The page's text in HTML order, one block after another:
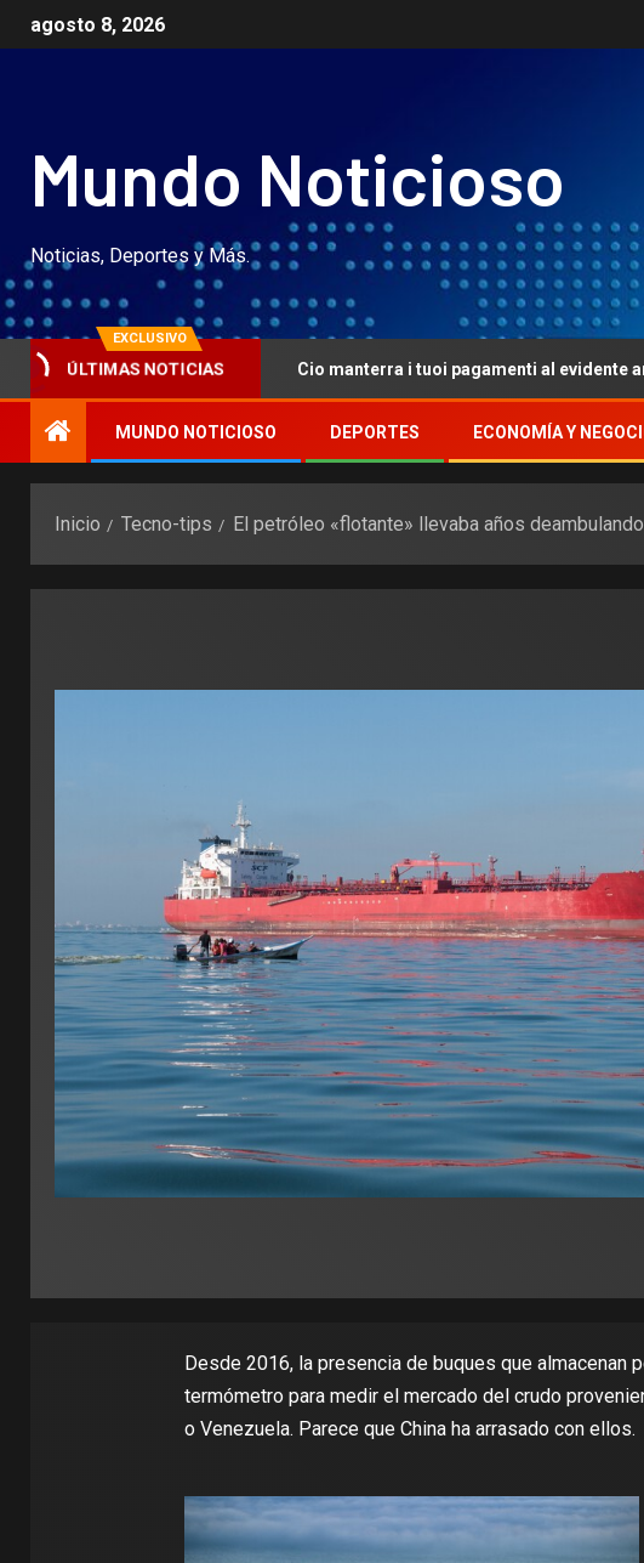
agosto 8, 2026
Mundo Noticioso
Noticias, Deportes y Más.
EXCLUSIVO
ÚLTIMAS NOTICIAS
191946 Cio manterra i tuoi pagamenti al evidente ancora
MUNDO NOTICIOSO DEPORTES ECONOMÍA Y
Inicio Tecno-tips El petróleo «flotante» llevaba años
Desde 2016, la presencia de buques que almacenan
termómetro para medir el mercado del crudo
o Venezuela. Parece que China ha arrasado con ellos.